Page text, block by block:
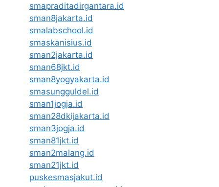
smapraditadirgantara.id
sman8jakarta.id
smalabschool.id
smaskanisius.id
sman2jakarta.id
sman68jkt.id
sman8yogyakarta.id
smasungguldel.id
sman1jogja.id
sman28dkijakarta.id
sman3jogja.id
sman81jkt.id
sman2malang.id
sman21jkt.id
puskesmasjakut.id